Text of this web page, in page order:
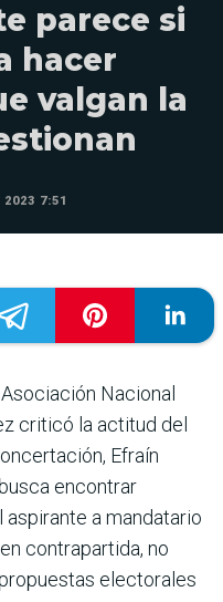
parece si
hacer
valgan la
2023 7:51
Nacional
criticó la actitud del
Efraín
encontrar
a mandatario
contrapartida, no
electorales